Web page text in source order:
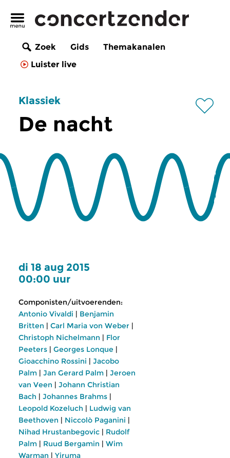
Zoek Gids
Themakanalen
Luister live
Klassiek
De nacht
di 18 aug 2015
00:00 uur
Componisten/uitvoerenden:
Antonio Vivaldi | Benjamin
Britten | Carl Maria von Weber |
Christoph Nichelmann | Flor
Peeters | Georges Lonque |
Gioacchino Rossini | Jacobo
Palm | Jan Gerard Palm | Jeroen
van Veen | Johann Christian
Bach | Johannes Brahms |
Leopold Kozeluch | Ludwig van
Beethoven | Niccolò Paganini |
Nihad Hrustanbegovic | Rudolf
Palm | Ruud Bergamin | Wim
Warman | Yiruma